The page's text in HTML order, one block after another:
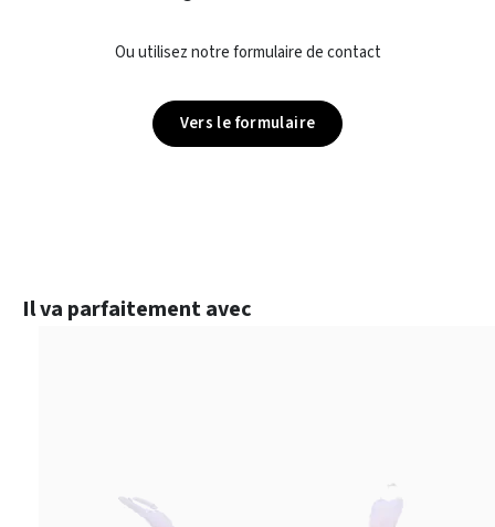
Ou utilisez notre formulaire de contact
Vers le formulaire
Ignorer la galerie de produits
Il va parfaitement avec